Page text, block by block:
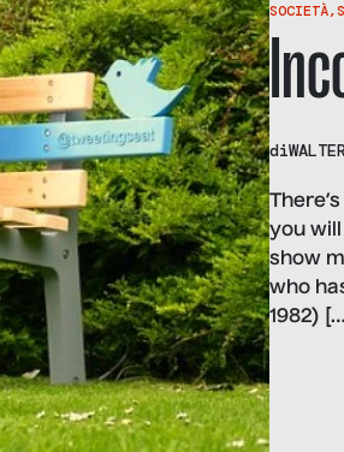
SOCIETÀ,
di
you
show
who
1982) […]